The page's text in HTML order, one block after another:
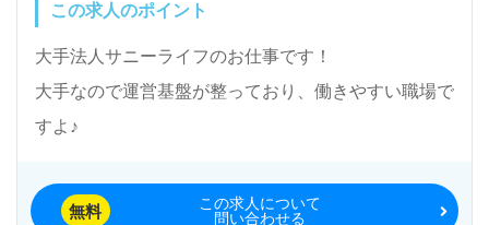
LINE、メール、お電話などご希望に応じてお問い合
わせ/ご相談可能です。転職相談、求人紹介、年収交
渉など完全無料サービスをご利用いただけます。＜非
公開求人も取扱いあり！＞"転職支援"のプロと一緒に
この求人のポイント
大手法人サニーライフのお仕事です！
大手なので運営基盤が整っており、働きやすい職場で
すよ♪
無料
この求人について
問い合わせる